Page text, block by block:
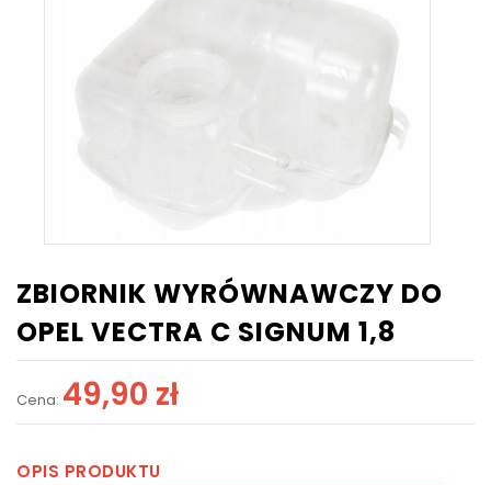
ZBIORNIK WYRÓWNAWCZY DO
OPEL VECTRA C SIGNUM 1,8
Cena: 49,90 zł
OPIS PRODUKTU